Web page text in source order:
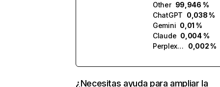
Other 99,946 %
ChatGPT 0,038 %
Gemini 0,01 %
Claude 0,004 %
Perplexity
0,002 %
¿Necesitas ayuda para ampliar la